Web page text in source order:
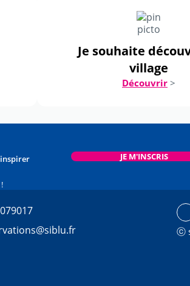
Je souhaite
village
Découvrir >
JE M'INSCRIS
ⓒ